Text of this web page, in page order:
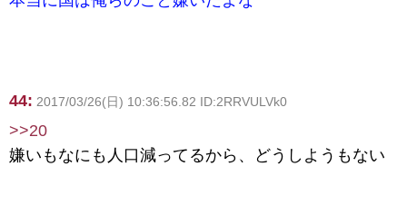
44: 2017/03/26(日) 10:36:56.82 ID:2RRVULVk0
>>20
嫌いもなにも人口減ってるから、どうしようもない